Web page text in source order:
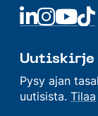
Linkedin
Linkedin
Linkedin
Uutiskirje
Pysy ajan
uutisista. Tilaa